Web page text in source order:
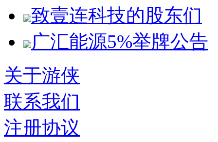
致壹连科技的股东们
广汇能源5%举牌公告
关于游侠
联系我们
注册协议